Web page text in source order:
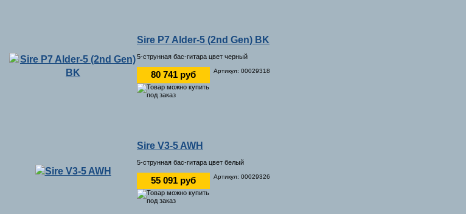
Sire P7 Alder-5 (2nd Gen) BK
5-струнная бас-гитара цвет черный
80 741 руб Артикул: 00029318
Sire V3-5 AWH
5-струнная бас-гитара цвет белый
55 091 руб Артикул: 00029326